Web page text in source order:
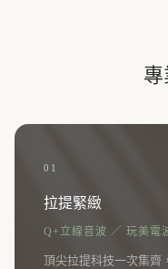
01
拉提緊緻
Q+立線音波 ／ 玩美電
頂尖拉提科技一次集齊